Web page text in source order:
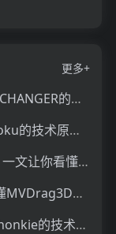
更多+
CHANGER是什么？一文让你看懂CHANGER的技术原理、主要功能、应用场景
Kiroku是什么？一文让你看懂Kiroku的技术原理、主要功能、应用场景
Vision Search Assistant是什么？一文让你看懂Vision Search Assistant的技术原理、主要功能、应用场景
MVDrag3D是什么？一文让你看懂MVDrag3D的技术原理、主要功能、应用场景
Chonkie是什么？一文让你看懂Chonkie的技术原理、主要功能、应用场景